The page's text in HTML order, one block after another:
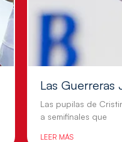
Las Guerreras
Las pupilas de
a semifinales que
LEER MÁS